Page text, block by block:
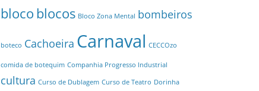
blocoblocos Bloco Zona Mental bombeiros
boteco Cachoeira Carnaval CECCOzo
comida de botequim Companhia Progresso Industrial
cultura Curso de Dublagem Curso de Teatro Dorinha